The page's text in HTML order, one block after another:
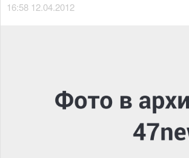
16:58 12.04.2012